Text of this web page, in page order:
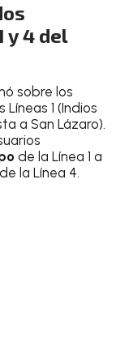
y 4 del
sobre los
1 (Indios
a San Lázaro).
de la Línea 1 a
de la Línea 4.